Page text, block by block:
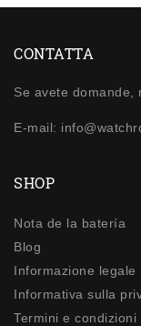
CONTATTA
Se avete domande,
E-mail:
SHOP
Nota de la batería
Blog
Informazione legale
Informativa sulla
Termini e condizioni